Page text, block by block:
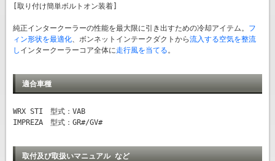
[取り付け簡単ボルトオン装着]
純正インタークーラーの性能を最大限に引き出すための冷却アイテム。 フ
ィン形状を最適化、ボンネットインテークダクトから流入する空気を整流
し インタークーラーコア全体に走行風を当てる。
適合車種
WRX STI 型式：VAB
IMPREZA 型式：GR#/GV#
取付及び取扱いマニュアル など